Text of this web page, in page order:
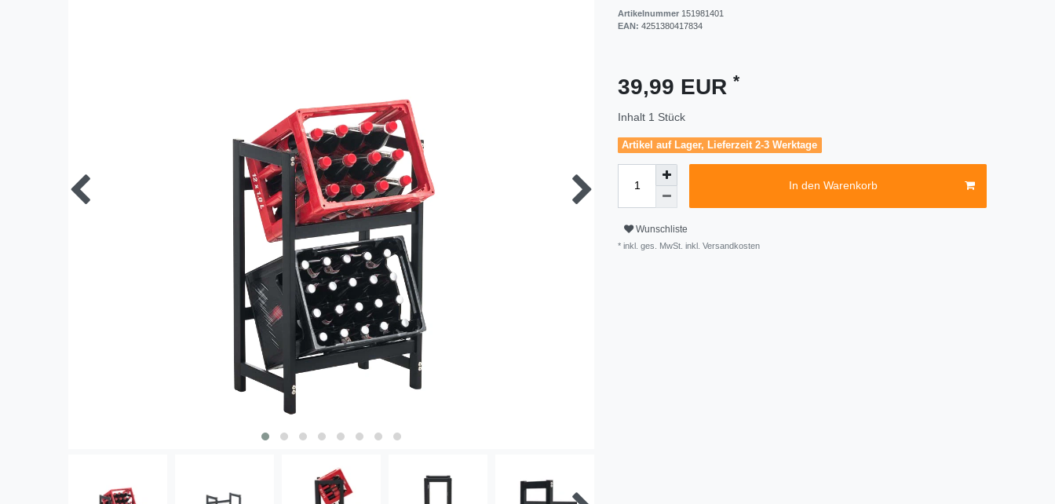
Artikelnummer 151981401
EAN: 4251380417834
39,99 EUR *
Inhalt 1 Stück
Artikel auf Lager, Lieferzeit 2-3 Werktage
In den Warenkorb
Wunschliste
* inkl. ges. MwSt. inkl. Versandkosten